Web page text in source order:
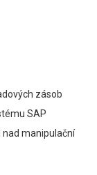
zásob
SAP
nad manipulační